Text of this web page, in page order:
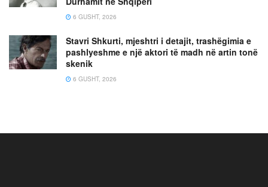
6 GUSHT, 2026
Stavri Shkurti, mjeshtri i detajit, trashëgimia e
pashlyeshme e një aktori të madh në artin tonë
skenik
6 GUSHT, 2026